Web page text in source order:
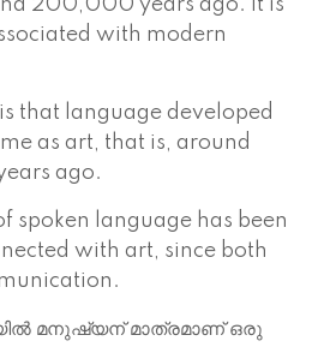
200,000 years ago. It is
with modern
that language developed
as art, that is, around
ago.
spoken language has been
with art, since both
മനുഷ്യന് മാത്രമാണ് ഒരു